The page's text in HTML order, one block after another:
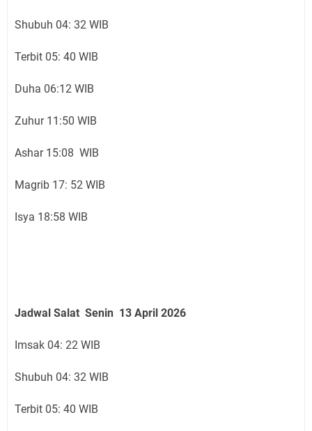
Shubuh 04: 32 WIB
Terbit 05: 40 WIB
Duha 06:12 WIB
Zuhur 11:50 WIB
Ashar 15:08 WIB
Magrib 17: 52 WIB
Isya 18:58 WIB
Jadwal Salat Senin 13 April 2026
Imsak 04: 22 WIB
Shubuh 04: 32 WIB
Terbit 05: 40 WIB